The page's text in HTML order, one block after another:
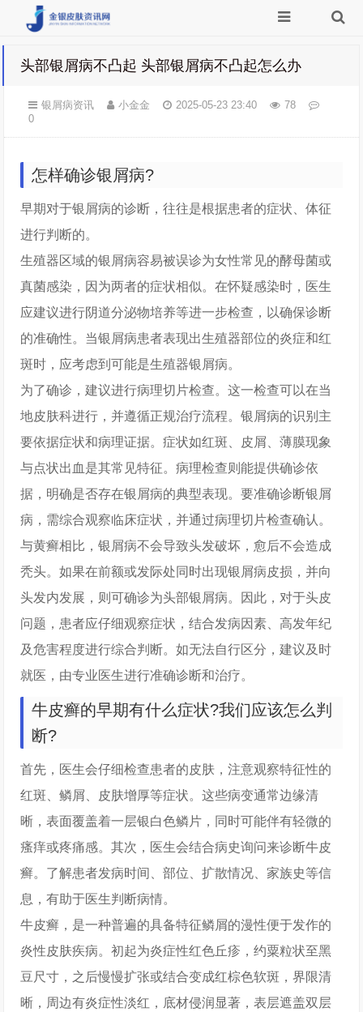
头部银屑病不凸起 头部银屑病不凸起怎么办
银屑病资讯 小金金 2025-05-23 23:40
78
0
怎样确诊银屑病?
早期对于银屑病的诊断，往往是根据患者的症状、体征
进行判断的。
生殖器区域的银屑病容易被误诊为女性常见的酵母菌或
真菌感染，因为两者的症状相似。在怀疑感染时，医生
应建议进行阴道分泌物培养等进一步检查，以确保诊断
的准确性。当银屑病患者表现出生殖器部位的炎症和红
斑时，应考虑到可能是生殖器银屑病。
为了确诊，建议进行病理切片检查。这一检查可以在当
地皮肤科进行，并遵循正规治疗流程。银屑病的识别主
要依据症状和病理证据。症状如红斑、皮屑、薄膜现象
与点状出血是其常见特征。病理检查则能提供确诊依
据，明确是否存在银屑病的典型表现。要准确诊断银屑
病，需综合观察临床症状，并通过病理切片检查确认。
与黄癣相比，银屑病不会导致头发破坏，愈后不会造成
秃头。如果在前额或发际处同时出现银屑病皮损，并向
头发内发展，则可确诊为头部银屑病。因此，对于头皮
问题，患者应仔细观察症状，结合发病因素、高发年纪
及危害程度进行综合判断。如无法自行区分，建议及时
就医，由专业医生进行准确诊断和治疗。
牛皮癣的早期有什么症状?我们应该怎么判
断?
首先，医生会仔细检查患者的皮肤，注意观察特征性的
红斑、鳞屑、皮肤增厚等症状。这些病变通常边缘清
晰，表面覆盖着一层银白色鳞片，同时可能伴有轻微的
瘙痒或疼痛感。其次，医生会结合病史询问来诊断牛皮
癣。了解患者发病时间、部位、扩散情况、家族史等信
息，有助于医生判断病情。
牛皮癣，是一种普遍的具备特征鳞屑的漫性便于发作的
炎性皮肤疾病。初起为炎症性红色丘疹，约粟粒状至黑
豆尺寸，之后慢慢扩张或结合变成红棕色软斑，界限清
晰，周边有炎症性淡红，底材侵润显著，表层遮盖双层